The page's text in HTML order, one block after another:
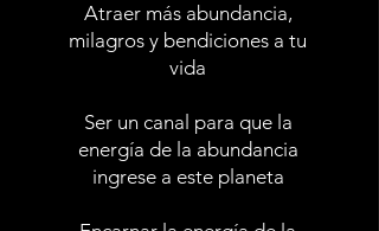
Atraer más abundancia,
milagros y bendiciones a tu
vida
Ser un canal para que la
energía de la abundancia
ingrese a este planeta